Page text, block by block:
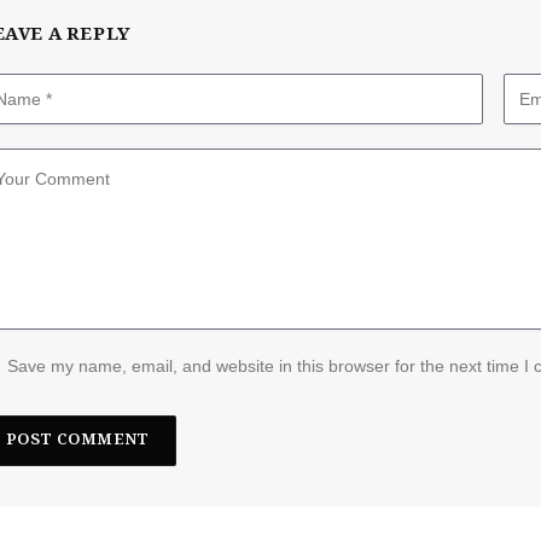
A REPLY
Save my name, email, and website in this browser for the next time I